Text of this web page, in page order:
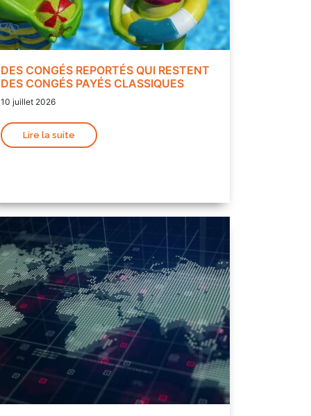
DES CONGÉS REPORTÉS QUI RESTENT
DES CONGÉS PAYÉS CLASSIQUES
10 juillet 2026
Lire la suite